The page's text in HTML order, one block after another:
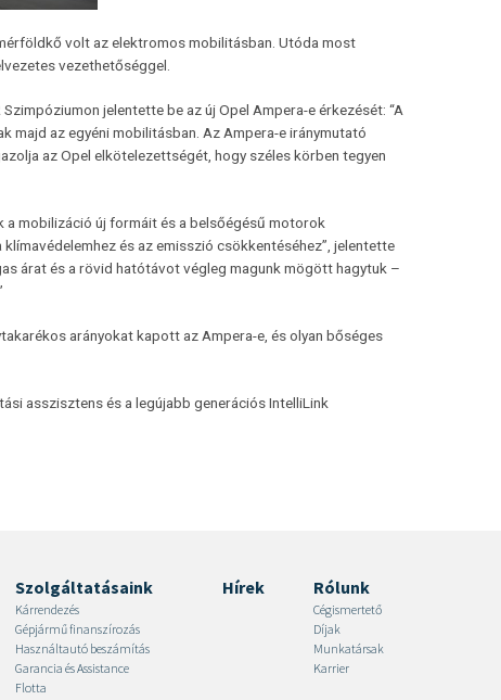
volt az elektromos mobilitásban. Utóda most
vezethetőséggel.
jelentette be az új Opel Ampera-e érkezését: “A
majd az egyéni mobilitásban. Az Ampera-e iránymutató
az Opel elkötelezettségét, hogy széles körben tegyen
a mobilizáció új formáit és a belsőégésű motorok
és az emisszió csökkentéséhez”, jelentette
árat és a rövid hatótávot végleg magunk mögött hagytuk –
arányokat kapott az Ampera-e, és olyan bőséges
asszisztens és a legújabb generációs IntelliLink
Szolgáltatásaink
Kárrendezés
Gépjármű finanszírozás
Használtautó beszámítás
Garancia és Assistance
Flotta
Hírek Rólunk
Cégismertető
Díjak
Munkatársak
Karrier